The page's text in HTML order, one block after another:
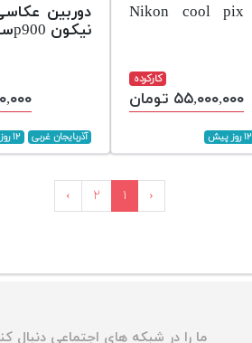
دوربین Nikon cool pix
کارکرده
۵۵,۰۰۰,۰۰۰ تومان
۱۲ روز پیش
دوربین
نیکون p900سوپر زوم
آذربایجان غربی ۱۲ روز پیش
‹ ۱ ۲ ›
ما را در شبکه های اجتماعی دنبال